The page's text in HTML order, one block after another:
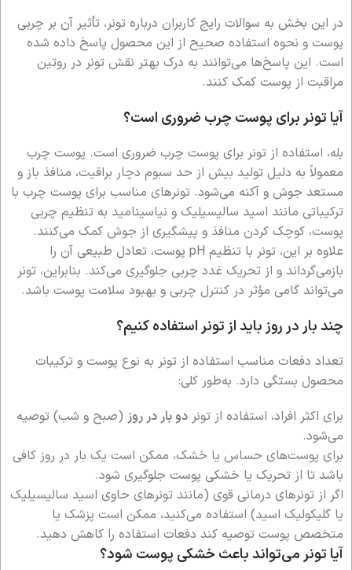
در این بخش به سوالات رایج کاربران درباره تونر، تأثیر آن بر چربی
پوست و نحوه استفاده صحیح از این محصول پاسخ داده شده
است. این پاسخ‌ها می‌توانند به درک بهتر نقش تونر در روتین
مراقبت از پوست کمک کنند.
آیا تونر برای پوست چرب ضروری است؟
بله، استفاده از تونر برای پوست چرب ضروری است. پوست چرب
معمولاً به دلیل تولید بیش از حد سبوم دچار براقیت، منافذ باز و
مستعد جوش و آکنه می‌شود. تونرهای مناسب برای پوست چرب با
ترکیباتی مانند اسید سالیسیلیک و نیاسینامید به تنظیم چربی
پوست، کوچک کردن منافذ و پیشگیری از جوش کمک می‌کنند.
علاوه بر این، تونر با تنظیم pH پوست، تعادل طبیعی آن را
بازمی‌گرداند و از تحریک غدد چربی جلوگیری می‌کند. بنابراین، تونر
می‌تواند گامی مؤثر در کنترل چربی و بهبود سلامت پوست باشد.
چند بار در روز باید از تونر استفاده کنیم؟
تعداد دفعات مناسب استفاده از تونر به نوع پوست و ترکیبات
محصول بستگی دارد. به‌طور کلی:
برای اکثر افراد، استفاده از تونر دو بار در روز (صبح و شب) توصیه
می‌شود.
برای پوست‌های حساس یا خشک، ممکن است یک بار در روز کافی
باشد تا از تحریک یا خشکی پوست جلوگیری شود.
اگر از تونرهای درمانی قوی (مانند تونرهای حاوی اسید سالیسیلیک
یا گلیکولیک اسید) استفاده می‌کنید، ممکن است پزشک یا
متخصص پوست توصیه کند دفعات استفاده را کاهش دهید.
آیا تونر می‌تواند باعث خشکی پوست شود؟